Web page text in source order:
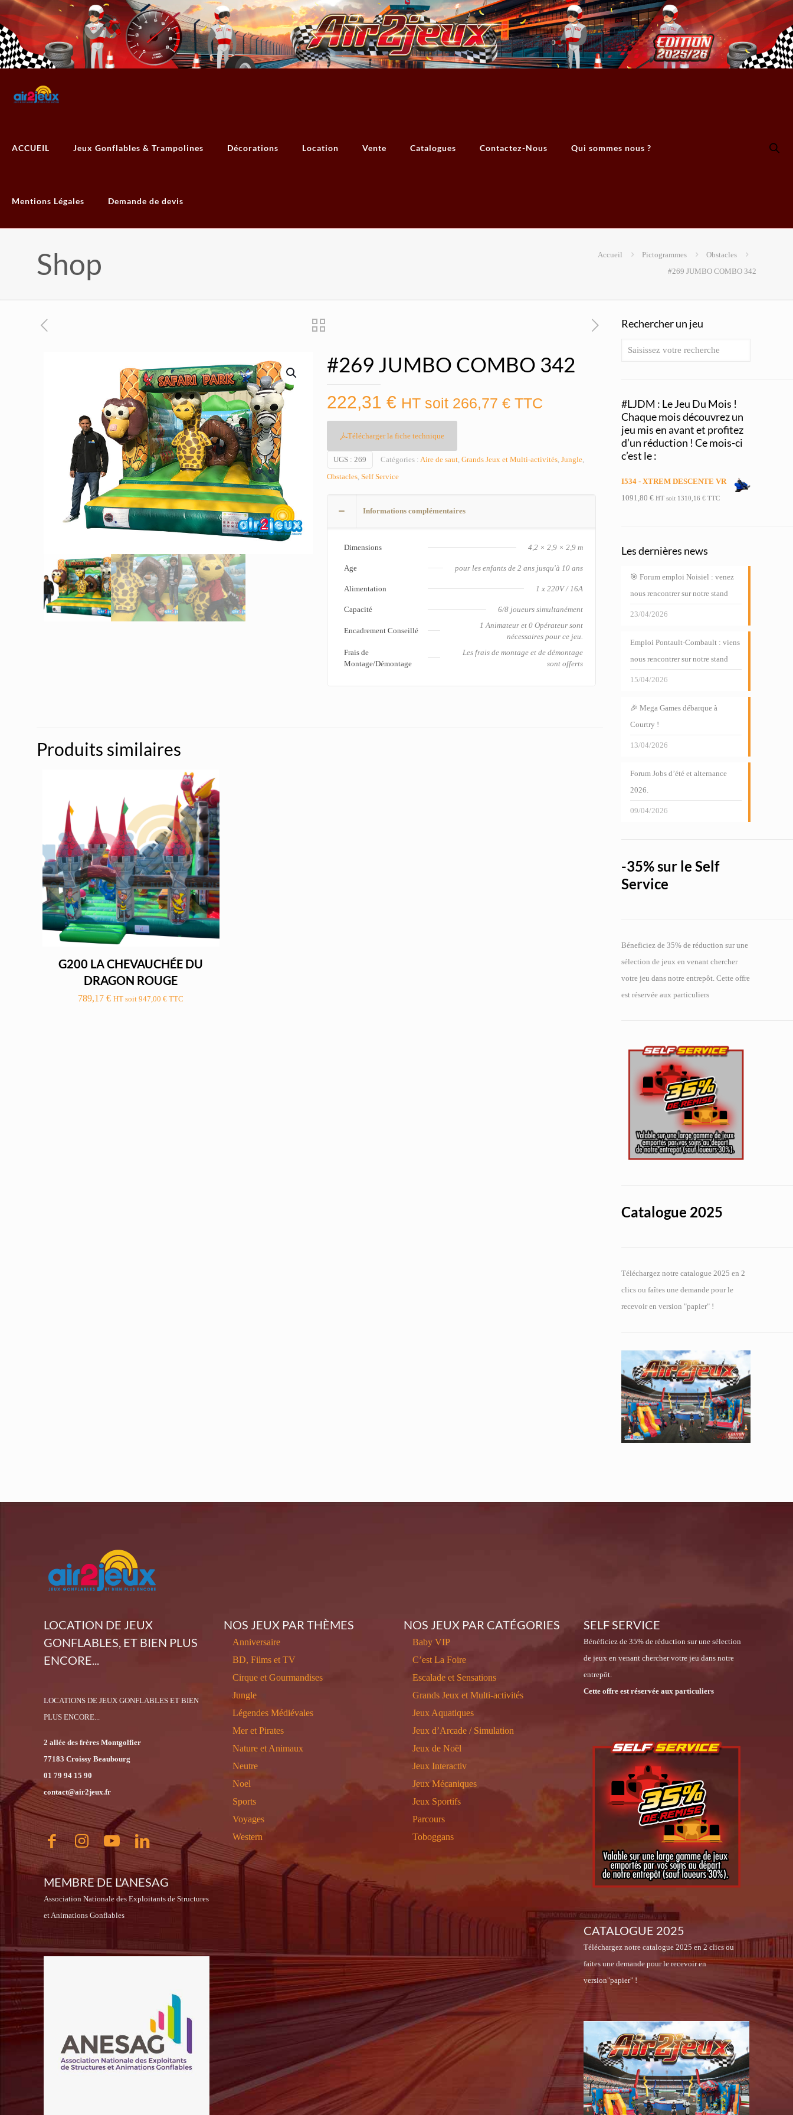
ACCUEIL Jeux Gonflables & Trampolines Décorations Location Vente Catalogues Contactez-Nous Qui sommes nous ?
Mentions Légales Demande de devis
Shop Accueil Pictogrammes
Obstacles
#269 JUMBO COMBO 342
#269 JUMBO COMBO 342
222,31 € HT soit 266,77 €TTC
Télécharger la fiche technique
UGS : 269 Catégories : Aire de saut, Grands Jeux et Multi-activités, Jungle,
Obstacles, Self Service
Informations complémentaires
Dimensions 4,2 × 2,9 × 2,9 m
Age pour les enfants de 2 ans jusqu'à 10 ans
Alimentation 1 x 220V / 16A
Capacité 6/8 joueurs simultanément
Encadrement Conseillé
1 Animateur et 0 Opérateur sont
nécessaires pour ce jeu.
Frais de
Montage/Démontage
Les frais de montage et de démontage
sont offerts
Produits similaires
G200 LA CHEVAUCHÉE DU
DRAGON ROUGE
789,17€ HT soit947,00€ TTC
Rechercher un jeu
#LJDM : Le Jeu Du Mois !
Chaque mois découvrez un
jeu mis en avant et profitez
d’un réduction ! Ce mois-ci
c’est le :
I534 - XTREM DESCENTE VR
1091,80 € HT soit 1310,16 €TTC
Les dernières news
🎯 Forum emploi Noisiel : venez
nous rencontrer sur notre stand
23/04/2026
Emploi Pontault-Combault : viens
nous rencontrer sur notre stand
15/04/2026
🎉 Mega Games débarque à
Courtry !
13/04/2026
Forum Jobs d’été et alternance
2026.
09/04/2026
-35% sur le Self
Service
Béneficiez de 35% de réduction sur une
sélection de jeux en venant chercher
votre jeu dans notre entrepôt. Cette offre
est réservée aux particuliers
Catalogue 2025
Téléchargez notre catalogue 2025 en 2
clics ou faîtes une demande pour le
recevoir en version "papier" !
LOCATION DE JEUX
GONFLABLES, ET BIEN PLUS
ENCORE...
LOCATIONS DE JEUX GONFLABLES ET BIEN
PLUS ENCORE...
2 allée des frères Montgolfier
77183 Croissy Beaubourg
01 79 94 15 90
contact@air2jeux.fr
MEMBRE DE L'ANESAG
Association Nationale des Exploitants de Structures
et Animations Gonflables
NOS JEUX PAR THÈMES
Anniversaire
BD, Films et TV
Cirque et Gourmandises
Jungle
Légendes Médiévales
Mer et Pirates
Nature et Animaux
Neutre
Noel
Sports
Voyages
Western
NOS JEUX PAR CATÉGORIES
Baby VIP
C’est La Foire
Escalade et Sensations
Grands Jeux et Multi-activités
Jeux Aquatiques
Jeux d’Arcade / Simulation
Jeux de Noël
Jeux Interactiv
Jeux Mécaniques
Jeux Sportifs
Parcours
Toboggans
SELF SERVICE
Bénéficiez de 35% de réduction sur une sélection
de jeux en venant chercher votre jeu dans notre
entrepôt.
Cette offre est réservée aux particuliers
CATALOGUE 2025
Téléchargez notre catalogue 2025 en 2 clics ou
faites une demande pour le recevoir en
version"papier" !